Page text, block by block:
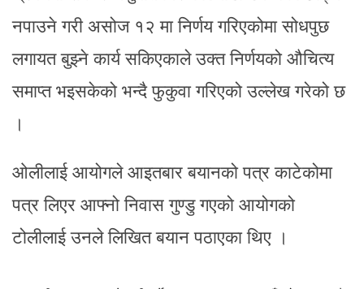
नपाउने गरी असोज १२ मा निर्णय गरिएकोमा सोधपुछ
लगायत बुझ्ने कार्य सकिएकाले उक्त निर्णयको औचित्य
समाप्त भइसकेको भन्दै फुकुवा गरिएको उल्लेख गरेको छ
।
ओलीलाई आयोगले आइतबार बयानको पत्र काटेकोमा
पत्र लिएर आफ्नो निवास गुण्डु गएको आयोगको
टोलीलाई उनले लिखित बयान पठाएका थिए ।